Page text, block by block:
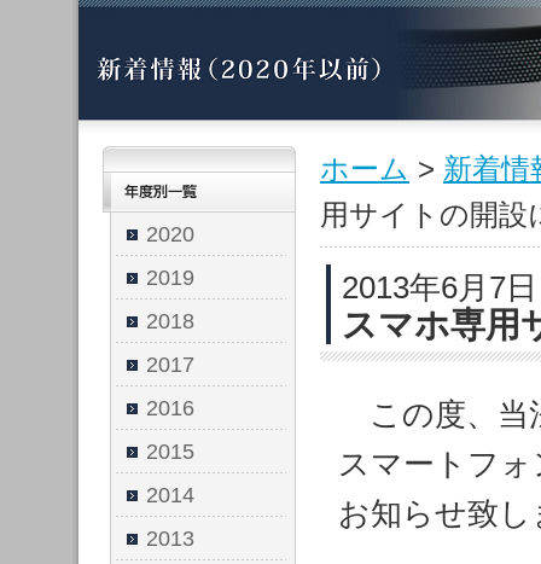
ホーム > 新着情
用サイトの開設
2013年6月7
スマホ専用
この度、当
スマートフ
お知らせ致し
2020
2019
2018
2017
2016
2015
2014
2013